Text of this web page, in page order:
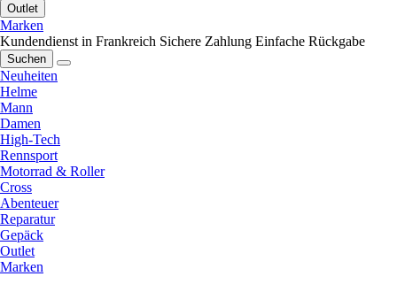
Outlet
Marken
Kundendienst in Frankreich Sichere Zahlung Einfache Rückgabe
Suchen
Neuheiten
Helme
Mann
Damen
High-Tech
Rennsport
Motorrad & Roller
Cross
Abenteuer
Reparatur
Gepäck
Outlet
Marken